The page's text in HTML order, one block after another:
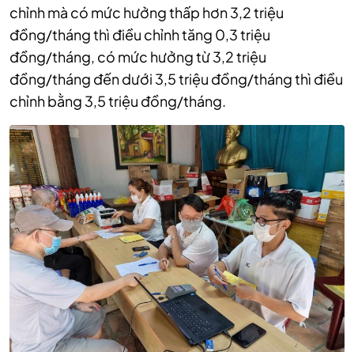
chỉnh mà có mức hưởng thấp hơn 3,2 triệu
đồng/tháng thì điều chỉnh tăng 0,3 triệu
đồng/tháng, có mức hưởng từ 3,2 triệu
đồng/tháng đến dưới 3,5 triệu đồng/tháng thì điều
chỉnh bằng 3,5 triệu đồng/tháng.